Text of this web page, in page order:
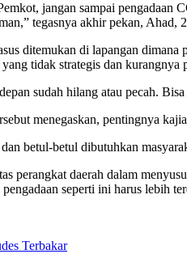
jangan sampai pengadaan
tegasnya akhir pekan, Ahad,
ditemukan di lapangan
tidak strategis dan kurangnya
sudah hilang atau pecah.
menegaskan, pentingnya
betul-betul dibutuhkan
perangkat daerah dalam
seperti ini harus lebih
Terbakar